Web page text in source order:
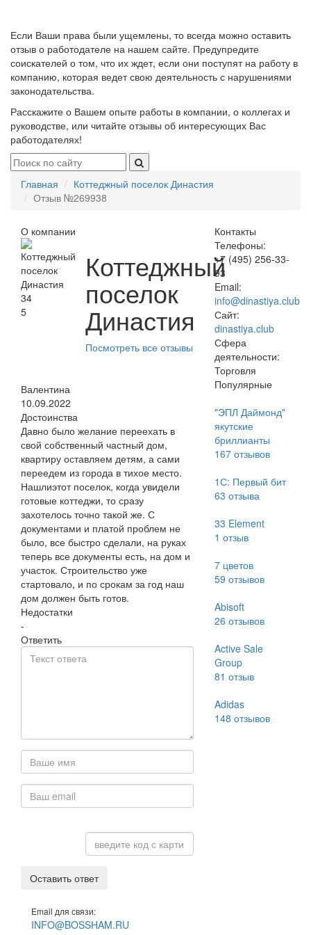
Если Ваши права были ущемлены, то всегда можно оставить
отзыв о работодателе на нашем сайте. Предупредите
соискателей о том, что их ждет, если они поступят на работу в
компанию, которая ведет свою деятельность с нарушениями
законодательства.
Расскажите о Вашем опыте работы в компании, о коллегах и
руководстве, или читайте отзывы об интересующих Вас
работодателях!
Главная
Коттеджный поселок Династия
Отзыв №269938
О компании
34
5
Коттеджный
поселок
Династия
Посмотреть все отзывы
Валентина
10.09.2022
Достоинства
Давно было желание переехать в
свой собственный частный дом,
квартиру оставляем детям, а сами
переедем из города в тихое место.
Нашлиэтот поселок, когда увидели
готовые коттеджи, то сразу
захотелось точно такой же. С
документами и платой проблем не
было, все быстро сделали, на руках
теперь все документы есть, на дом и
участок. Строительство уже
стартовало, и по срокам за год наш
дом должен быть готов.
Недостатки
-
Ответить
Оставить ответ
Контакты
Телефоны:
+7 (495) 256-33-
93
Email:
info@dinastiya.club
Сайт:
dinastiya.club
Сфера
деятельности:
Торговля
Популярные
"ЭПЛ Даймонд"
якутские
бриллианты
167отзывов
1С: Первый бит
63 отзыва
33 Element
1 отзыв
7 цветов
59 отзывов
Abisoft
26 отзывов
Active Sale
Group
81 отзыв
Adidas
148 отзывов
Email для связи:
INFO@BOSSHAM.RU